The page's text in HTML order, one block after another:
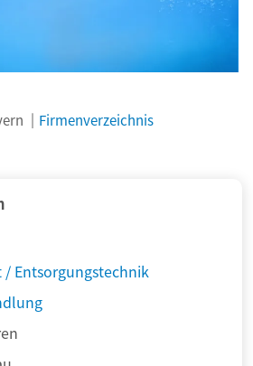
Firmenverzeichnis
Entsorgungstechnik